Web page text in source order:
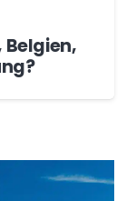
Belgien,